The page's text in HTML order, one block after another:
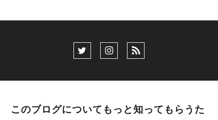
このブログについてもっと知ってもらうた